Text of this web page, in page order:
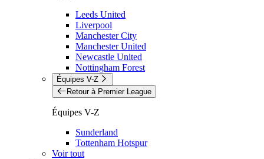
Leeds United
Liverpool
Manchester City
Manchester United
Newcastle United
Nottingham Forest
Équipes V-Z
Retour à Premier League
Équipes V-Z
Sunderland
Tottenham Hotspur
Voir tout